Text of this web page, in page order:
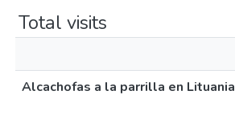
Total visits
Alcachofas a la parrilla en Lituania